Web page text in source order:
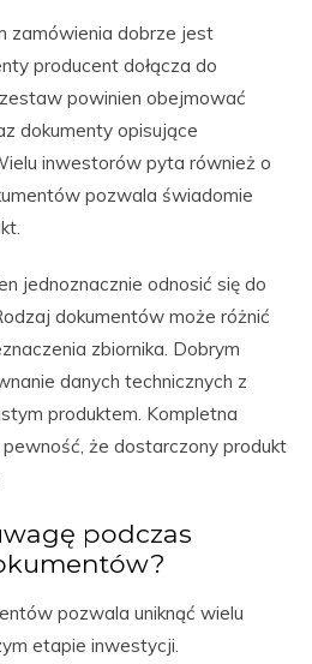
zamówienia dobrze jest
producent dołącza do
powinien obejmować
dokumenty opisujące
inwestorów pyta również o
pozwala świadomie
jednoznacznie odnosić się do
dokumentów może różnić
zbiornika. Dobrym
danych technicznych z
produktem. Kompletna
że dostarczony produkt
podczas
pozwala uniknąć wielu
etapie inwestycji.